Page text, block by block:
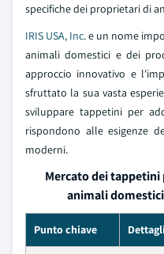
specifiche dei proprietari di
IRIS USA, Inc. e un nome
animali domestici e dei
approccio innovativo e
sfruttato la sua vasta
sviluppare tappetini per
rispondono alle esigenze
moderni.
Mercato dei
animali
Punto chiave Dettagli